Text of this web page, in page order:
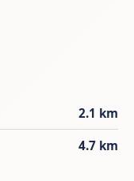
2.1 km
4.7 km